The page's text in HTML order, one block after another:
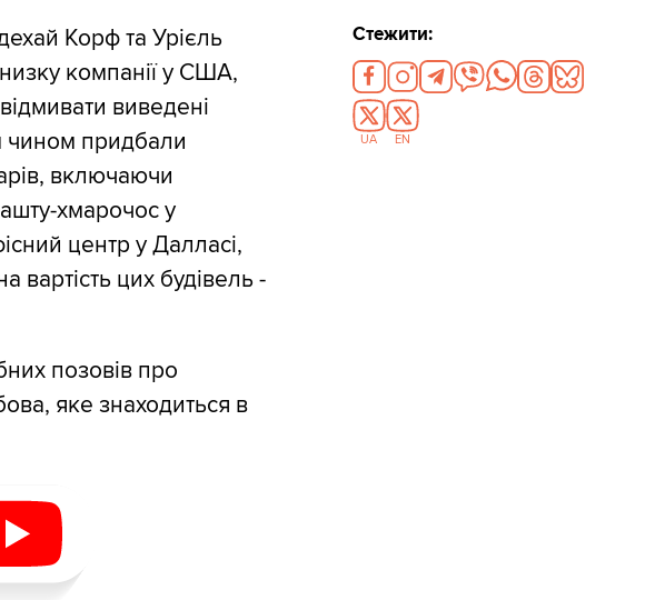
Корф та Урієль
компанії у США,
виведені
чином придбали
включаючи
хмарочос у
центр у Далласі,
вартість цих будівель -
позовів про
яке знаходиться в
Стежити:
UA EN